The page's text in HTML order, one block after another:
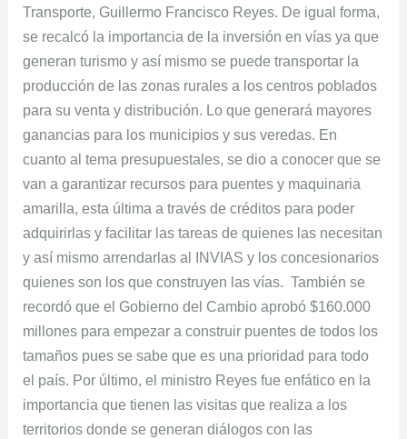
Transporte, Guillermo Francisco Reyes. De igual forma,
se recalcó la importancia de la inversión en vías ya que
generan turismo y así mismo se puede transportar la
producción de las zonas rurales a los centros poblados
para su venta y distribución. Lo que generará mayores
ganancias para los municipios y sus veredas. En
cuanto al tema presupuestales, se dio a conocer que se
van a garantizar recursos para puentes y maquinaria
amarilla, esta última a través de créditos para poder
adquirirlas y facilitar las tareas de quienes las necesitan
y así mismo arrendarlas al INVIAS y los concesionarios
quienes son los que construyen las vías. También se
recordó que el Gobierno del Cambio aprobó $160.000
millones para empezar a construir puentes de todos los
tamaños pues se sabe que es una prioridad para todo
el país. Por último, el ministro Reyes fue enfático en la
importancia que tienen las visitas que realiza a los
territorios donde se generan diálogos con las